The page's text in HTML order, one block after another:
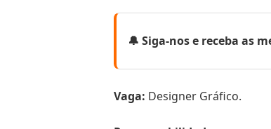
🔔 Siga-nos e receba as
Vaga: Designer Gráfico.